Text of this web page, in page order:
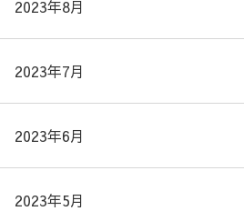
2023年8月
2023年7月
2023年6月
2023年5月